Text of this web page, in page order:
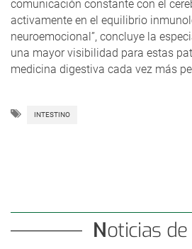
comunicación constante con el
activamente en el equilibrio
neuroemocional”, concluye la
una mayor visibilidad para estas
medicina digestiva cada vez más
INTESTINO
Noticias